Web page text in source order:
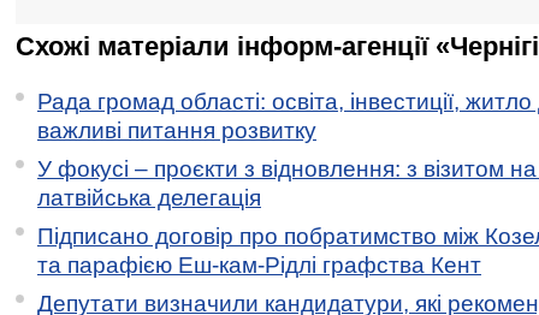
Схожі матеріали інформ-агенції
Рада громад області: освіта, інвестиції,
важливі питання розвитку
У фокусі – проєкти з відновлення: з візитом
латвійська делегація
Підписано договір про побратимство між
та парафією Еш-кам-Рідлі графства Кент
Депутати визначили кандидатури, які